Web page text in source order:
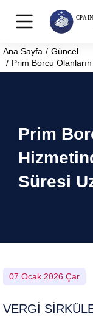
You are here:
Ana Sayfa
Güncel
Prim Borcu
Prim
Süresi
07 Ocak 2026 Çar
VERGİ